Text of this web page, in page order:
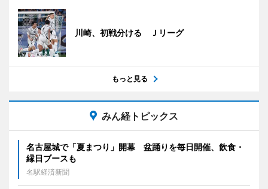
川崎、初戦分ける Ｊリーグ
もっと見る
みん経トピックス
名古屋城で「夏まつり」開幕 盆踊りを毎日開催、飲食・
縁日ブースも
名駅経済新聞